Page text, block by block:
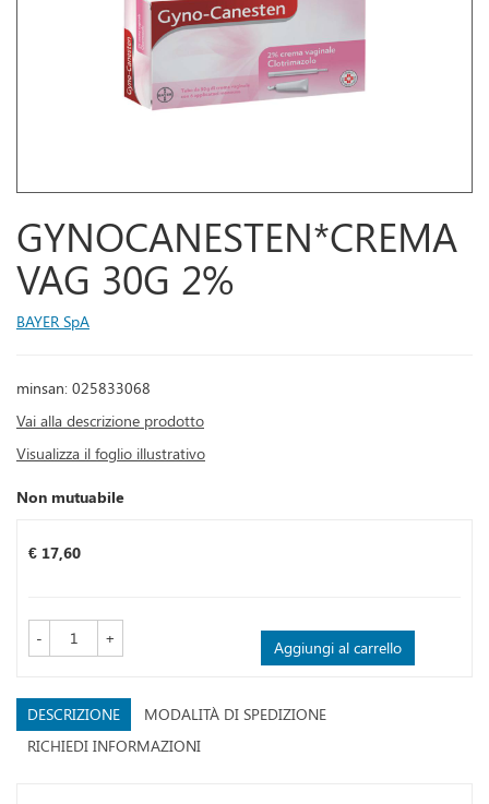
GYNOCANESTEN*CREMA
VAG 30G 2%
BAYER SpA
minsan: 025833068
Vai alla descrizione prodotto
Visualizza il foglio illustrativo
Non mutuabile
Prezzo
€ 17,60
- + Aggiungi al carrello
DESCRIZIONE
MODALITÀ DI SPEDIZIONE
RICHIEDI INFORMAZIONI